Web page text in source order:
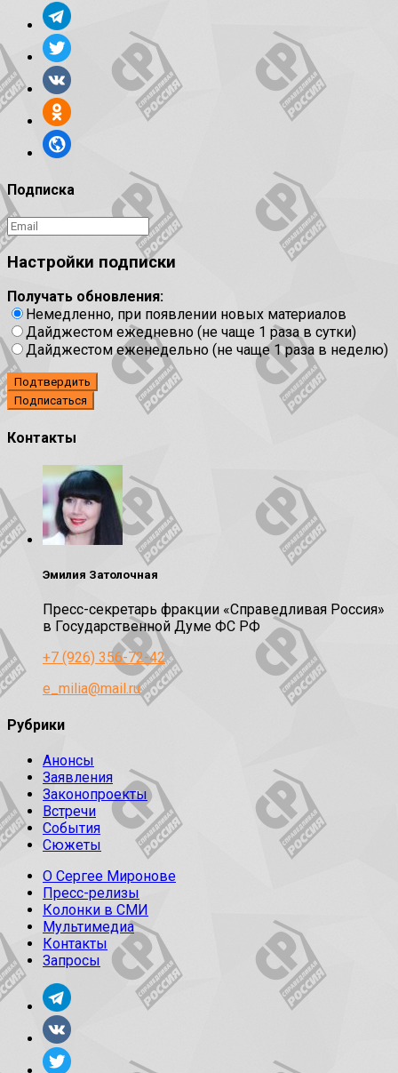
Подписка
Настройки подписки
Получать обновления:
Немедленно, при появлении новых материалов
Дайджестом ежедневно (не чаще 1 раза в сутки)
Дайджестом еженедельно (не чаще 1 раза в неделю)
Подтвердить
Контакты
Эмилия Затолочная
Пресс-секретарь фракции «Справедливая Россия»
в Государственной Думе ФС РФ
+7 (926) 356-72-42
e_milia@mail.ru
Рубрики
Анонсы
Заявления
Законопроекты
Встречи
События
Сюжеты
О Сергее Миронове
Пресс-релизы
Колонки в СМИ
Мультимедиа
Контакты
Запросы